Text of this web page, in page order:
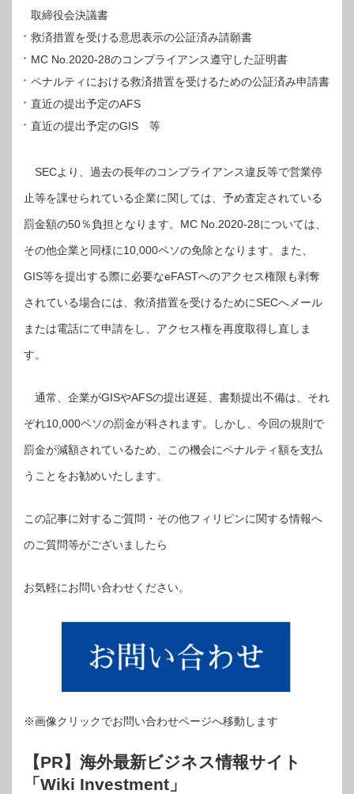
取締役会決議書
救済措置を受ける意思表示の公証済み請願書
MC No.2020-28のコンプライアンス遵守した証明書
ペナルティにおける救済措置を受けるための公証済み申請書
直近の提出予定のAFS
直近の提出予定のGIS 等
SECより、過去の長年のコンプライアンス違反等で営業停
止等を課せられている企業に関しては、予め査定されている
罰金額の50％負担となります。MC No.2020-28については、
その他企業と同様に10,000ペソの免除となります。また、
GIS等を提出する際に必要なeFASTへのアクセス権限も剥奪
されている場合には、救済措置を受けるためにSECへメール
または電話にて申請をし、アクセス権を再度取得し直しま
す。
通常、企業がGISやAFSの提出遅延、書類提出不備は、それ
ぞれ10,000ペソの罰金が科されます。しかし、今回の規則で
罰金が減額されているため、この機会にペナルティ額を支払
うことをお勧めいたします。
この記事に対するご質問・その他フィリピンに関する情報へ
のご質問等がございましたら
お気軽にお問い合わせください。
※画像クリックでお問い合わせページへ移動します
【PR】海外最新ビジネス情報サイト
「Wiki Investment」